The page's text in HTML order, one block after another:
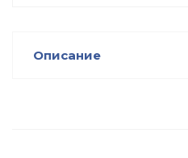
Описание